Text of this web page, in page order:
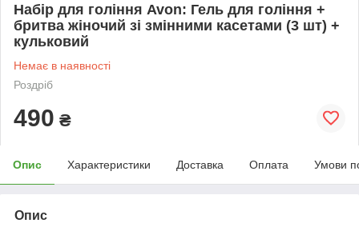
Набір для гоління Avon: Гель для гоління +
бритва жіночий зі змінними касетами (3 шт) +
кульковий
Немає в наявності
Роздріб
490 ₴
Опис Характеристики Доставка Оплата Умови
Опис